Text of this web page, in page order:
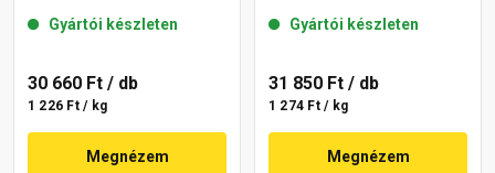
Gyártói készleten
30 660 Ft / db
1 226 Ft / kg
Megnézem
Gyártói készleten
31 850 Ft / db
1 274 Ft / kg
Megnézem